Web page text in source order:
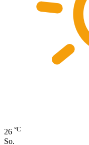
26 °C
So.